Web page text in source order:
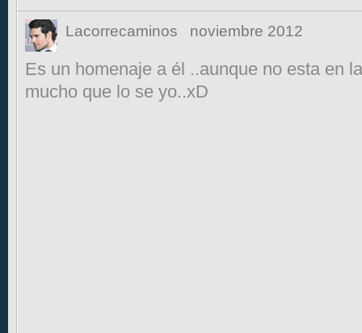
Lacorrecaminos noviembre 2012
Es un homenaje a él ..aunque no esta en
mucho que lo se yo..xD